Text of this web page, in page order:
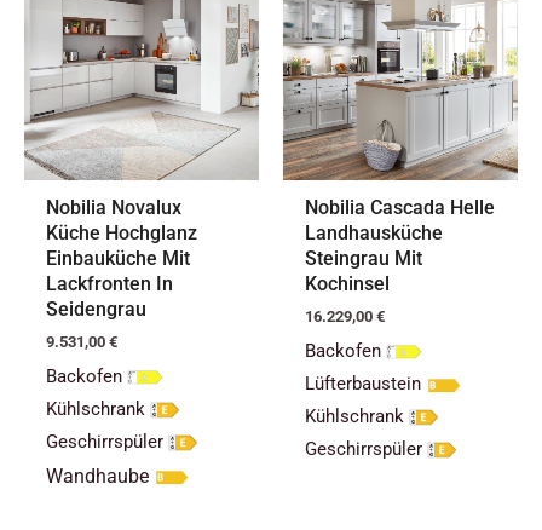
Nobilia Novalux
Küche Hochglanz
Einbauküche Mit
Lackfronten In
Seidengrau
9.531,00 €
Backofen
Kühlschrank
Geschirrspüler
Wandhaube
Nobilia Cascada Helle
Landhausküche
Steingrau Mit
Kochinsel
16.229,00 €
Backofen
Lüfterbaustein
Kühlschrank
Geschirrspüler